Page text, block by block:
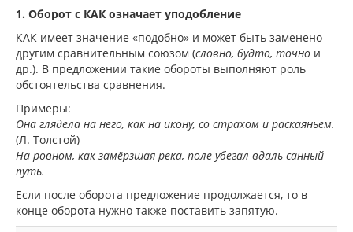
1. Оборот с КАК означает уподобление
КАК имеет значение «подобно» и может быть заменено
другим сравнительным союзом (словно, будто, точно и
др.). В предложении такие обороты выполняют роль
обстоятельства сравнения.
Примеры:
Она глядела на него, как на икону, со страхом и раскаяньем.
(Л. Толстой)
На ровном, как замёрзшая река, поле убегал вдаль санный
путь.
Если после оборота предложение продолжается, то в
конце оборота нужно также поставить запятую.